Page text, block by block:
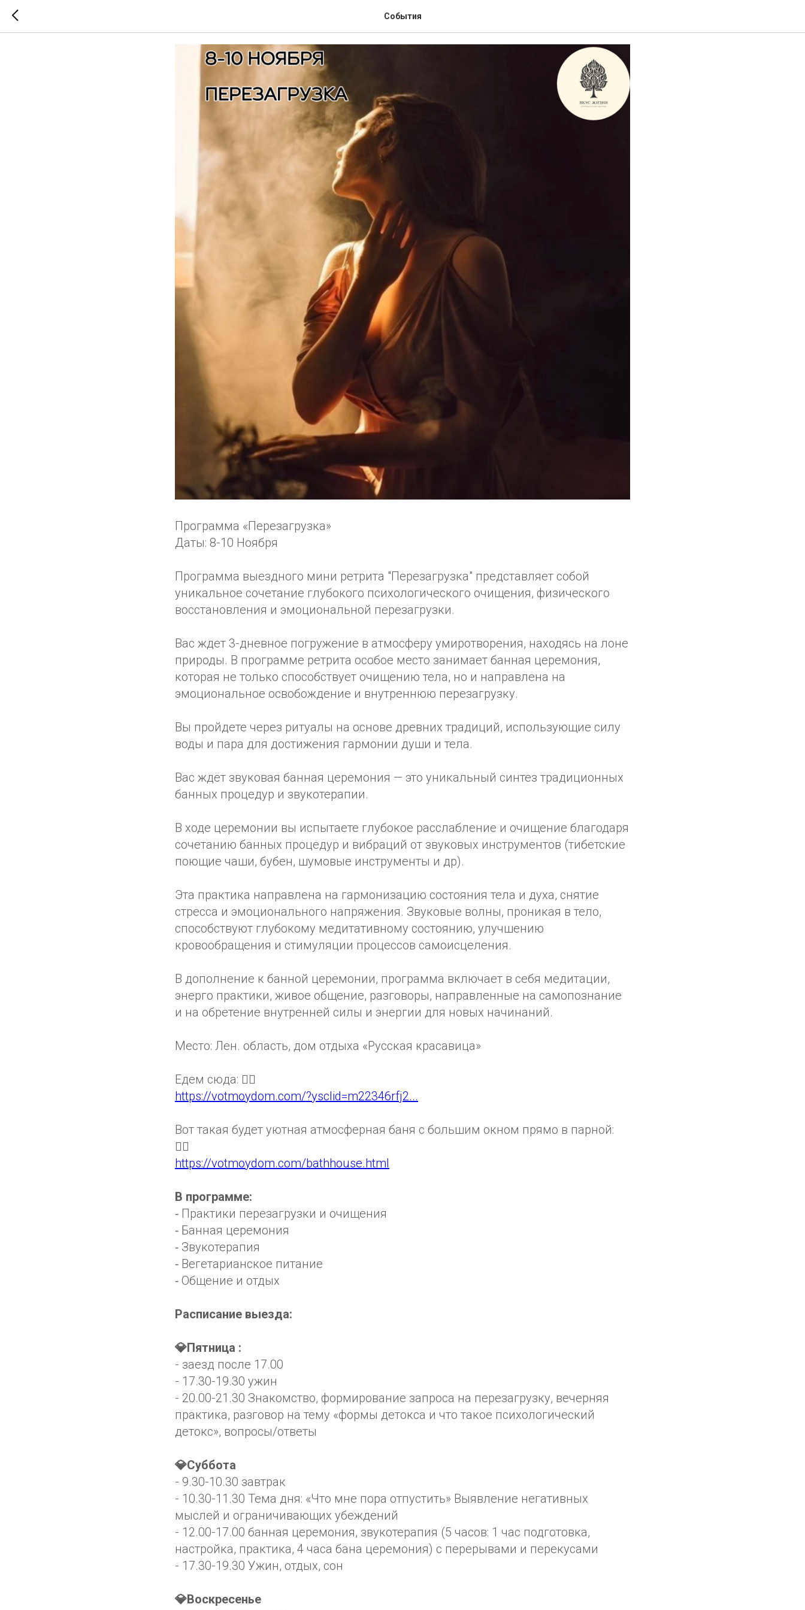
События
Программа «Перезагрузка»
Программа «Перезагрузка»
Даты: 8-10 Ноября
Программа выездного мини ретрита "Перезагрузка" представляет собой
уникальное сочетание глубокого психологического очищения, физического
восстановления и эмоциональной перезагрузки.
Вас ждет 3-дневное погружение в атмосферу умиротворения, находясь на лоне
природы. В программе ретрита особое место занимает банная церемония,
которая не только способствует очищению тела, но и направлена на
эмоциональное освобождение и внутреннюю перезагрузку.
Вы пройдете через ритуалы на основе древних традиций, использующие силу
воды и пара для достижения гармонии души и тела.
Вас ждёт звуковая банная церемония — это уникальный синтез традиционных
банных процедур и звукотерапии.
В ходе церемонии вы испытаете глубокое расслабление и очищение благодаря
сочетанию банных процедур и вибраций от звуковых инструментов (тибетские
поющие чаши, бубен, шумовые инструменты и др).
Эта практика направлена на гармонизацию состояния тела и духа, снятие
стресса и эмоционального напряжения. Звуковые волны, проникая в тело,
способствуют глубокому медитативному состоянию, улучшению
кровообращения и стимуляции процессов самоисцеления.
В дополнение к банной церемонии, программа включает в себя медитации,
энерго практики, живое общение, разговоры, направленные на самопознание
и на обретение внутренней силы и энергии для новых начинаний.
Место: Лен. область, дом отдыха «Русская красавица»
Едем сюда: 👇🏻
https://votmoydom.com/?ysclid=m22346rfj2...
Вот такая будет уютная атмосферная баня с большим окном прямо в парной:
👇🏻
https://votmoydom.com/bathhouse.html
В программе:
⁃ Практики перезагрузки и очищения
⁃ Банная церемония
⁃ Звукотерапия
⁃ Вегетарианское питание
⁃ Общение и отдых
Расписание выезда:
💎Пятница :
- заезд после 17.00
- 17.30-19.30 ужин
- 20.00-21.30 Знакомство, формирование запроса на перезагрузку, вечерняя
практика, разговор на тему «формы детокса и что такое психологический
детокс», вопросы/ответы
💎Суббота
- 9.30-10.30 завтрак
- 10.30-11.30 Тема дня: «Что мне пора отпустить» Выявление негативных
мыслей и ограничивающих убеждений
- 12.00-17.00 банная церемония, звукотерапия (5 часов: 1 час подготовка,
настройка, практика, 4 часа бана церемония) с перерывами и перекусами
- 17.30-19.30 Ужин, отдых, сон
💎Воскресенье